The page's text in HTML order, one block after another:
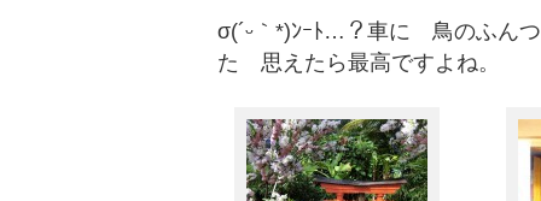
σ(´ᵕ｀*)ﾝｰﾄ…？車に 鳥のふん
た 思えたら最高ですよね。